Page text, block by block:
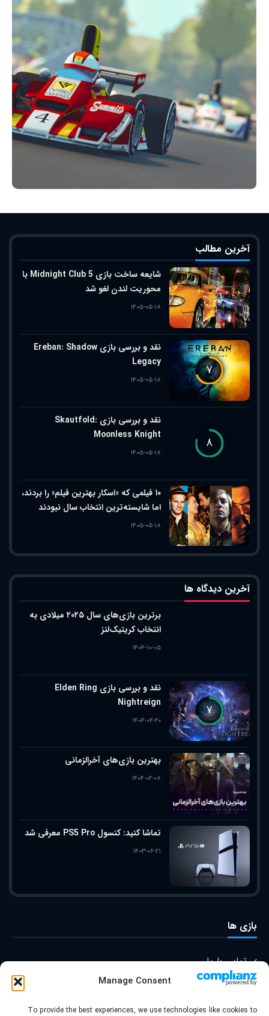
Manage Consent
To provide the best experiences, we use technologies like cookies to
آخرین مطالب
شایعه ساخت بازی Midnight Club 5 با
محوریت لندن لغو شد
۱۴۰۵-۰۵-۱۸
۷
نقد و بررسی بازی Ereban: Shadow
Legacy
۱۴۰۵-۰۵-۱۸
۸
نقد و بررسی بازی Skautfold:
Moonless Knight
۱۴۰۵-۰۵-۱۸
۱۰ فیلمی که «اسکار بهترین فیلم» را بردند،
اما شایسته‌ترین انتخاب سال نبودند
۱۴۰۵-۰۵-۱۸
آخرین دیدگاه ها
برترین بازی‌های سال ۲۰۲۵ میلادی به
انتخاب کریتیک‌لنز
۱۴۰۴-۱۰-۰۵
۷
نقد و بررسی بازی Elden Ring
Nightreign
۱۴۰۴-۰۴-۲۰
بهترین بازی‌های آخرالزمانی
۱۴۰۴-۰۲-۰۸
تماشا کنید: کنسول PS5 Pro معرفی شد
۱۴۰۳-۰۶-۲۱
بازی ها
تماس با ما
درباره ما